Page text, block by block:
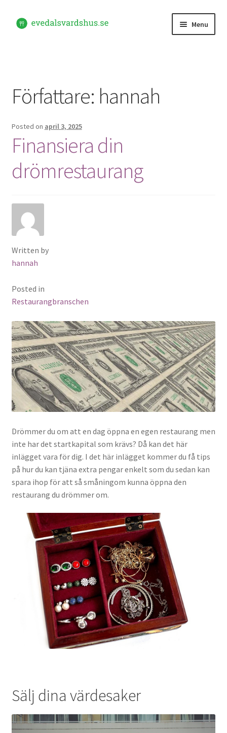
Skip
to
Skip
to
Menu
Författare: hannah
Posted on april 3, 2025
Finansiera din
drömrestaurang
Written by
hannah
Posted in
Restaurangbranschen
Drömmer du om att en dag öppna en egen restaurang men
inte har det startkapital som krävs? Då kan det här
inlägget vara för dig. I det här inlägget kommer du få tips
på hur du kan tjäna extra pengar enkelt som du sedan kan
spara ihop för att så småningom kunna öppna den
restaurang du drömmer om.
Sälj dina värdesaker